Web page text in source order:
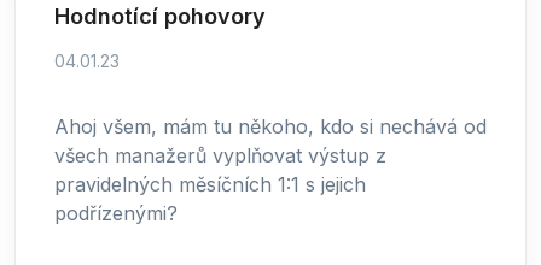
Hodnotící pohovory
04.01.23
Ahoj všem, mám tu někoho, kdo si nechává od
všech manažerů vyplňovat výstup z
pravidelných měsíčních 1:1 s jejich
podřízenými?